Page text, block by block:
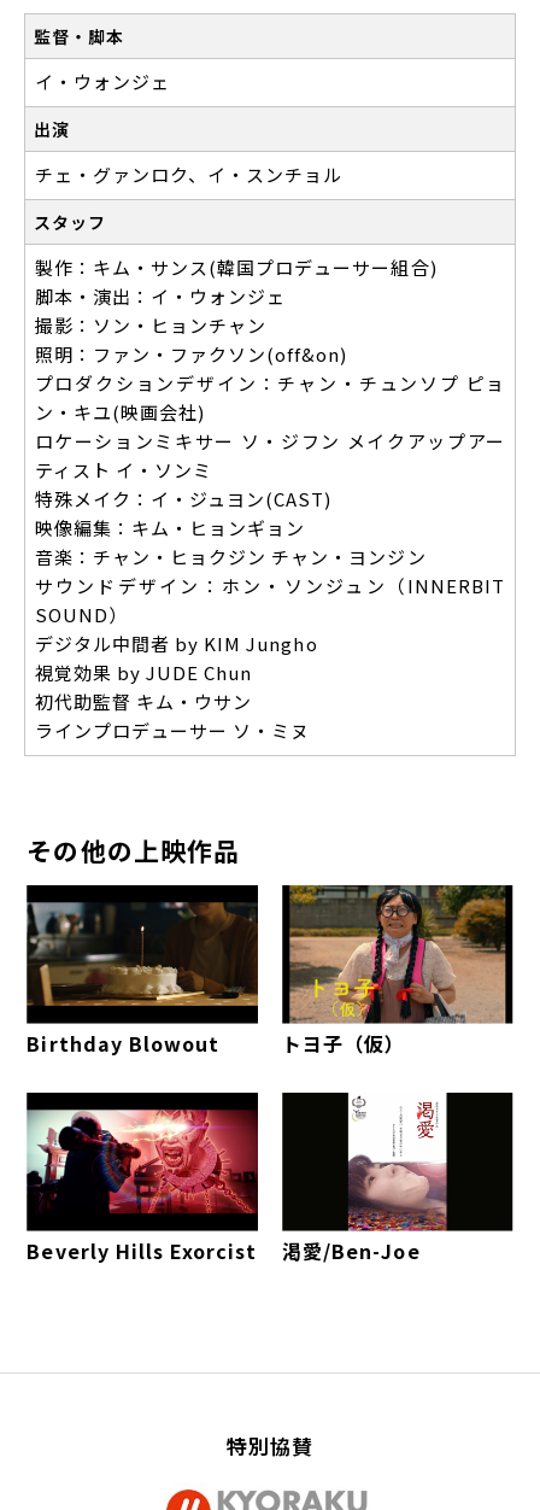
監督・脚本
イ・ウォンジェ
出演
チェ・グァンロク、イ・スンチョル
スタッフ
製作：キム・サンス(韓国プロデューサー組合)
脚本・演出：イ・ウォンジェ
撮影：ソン・ヒョンチャン
照明：ファン・ファクソン(off&on)
プロダクションデザイン：チャン・チュンソプ ピョ
ン・キユ(映画会社)
ロケーションミキサー ソ・ジフン メイクアップアー
ティスト イ・ソンミ
特殊メイク：イ・ジュヨン(CAST)
映像編集：キム・ヒョンギョン
音楽：チャン・ヒョクジン チャン・ヨンジン
サウンドデザイン：ホン・ソンジュン（INNERBIT
SOUND）
デジタル中間者 by KIM Jungho
視覚効果 by JUDE Chun
初代助監督 キム・ウサン
ラインプロデューサー ソ・ミヌ
その他の上映作品
Birthday Blowout トヨ子（仮）
Beverly Hills Exorcist 渇愛/Ben-Joe
特別協賛